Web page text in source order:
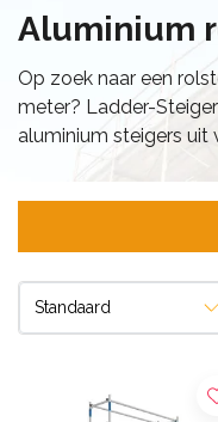
Aluminium
Op zoek naar een
meter? Ladder-
aluminium steigers uit